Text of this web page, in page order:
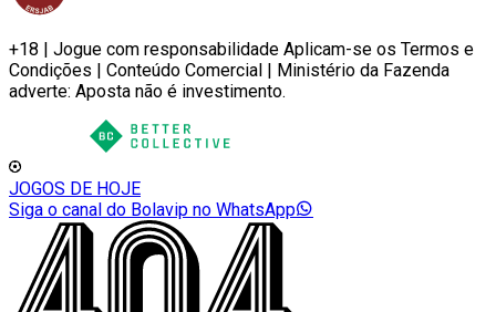
+18 | Jogue com responsabilidade Aplicam-se os Termos e
Condições | Conteúdo Comercial | Ministério da Fazenda
adverte: Aposta não é investimento.
JOGOS DE HOJE
Siga o canal do Bolavip no WhatsApp